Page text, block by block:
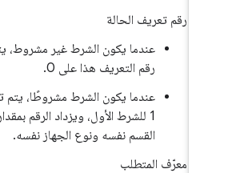
رقم تعريف الحالة
عندما يكون الشرط غير مشروط، يتم
رقم التعريف هذا على 0.
عندما يكون الشرط مشروطًا، يتم تعيين
1 للشرط الأول،
القسم نفسه ونوع الجهاز نفسه.
معرّف المتطلب